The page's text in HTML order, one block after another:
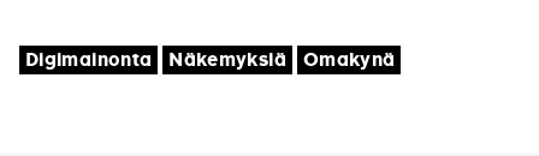
Tagit
Digimainonta Näkemyksiä Omakynä